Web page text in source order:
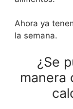
Ahora ya
la semana.
¿Se
manera